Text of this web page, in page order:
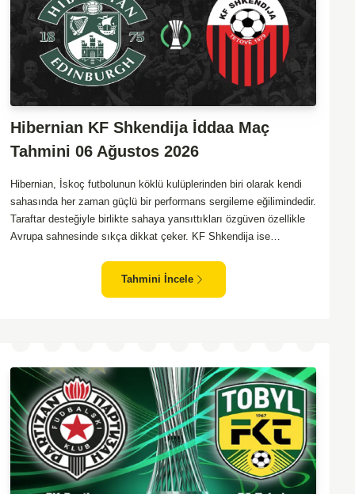
Hibernian KF Shkendija İddaa Maç
Tahmini 06 Ağustos 2026
Hibernian, İskoç futbolunun köklü kulüplerinden biri olarak kendi
sahasında her zaman güçlü bir performans sergileme eğilimindedir.
Taraftar desteğiyle birlikte sahaya yansıttıkları özgüven özellikle
Avrupa sahnesinde sıkça dikkat çeker. KF Shkendija ise
Avrupa maceralarında tecrübe biriktirmektedir. Ancak deplasman
Tahmini İncele